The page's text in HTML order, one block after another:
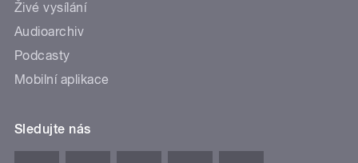
Živé vysílání
Audioarchiv
Podcasty
Mobilní aplikace
Sledujte nás